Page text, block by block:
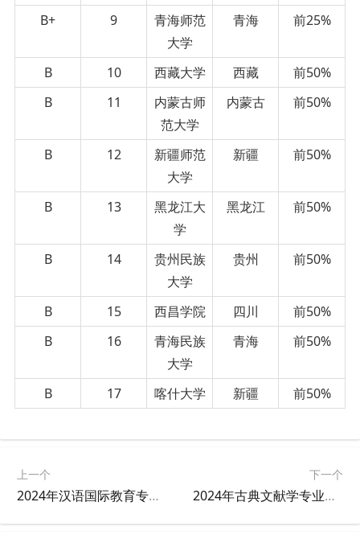
B+ 9
青海师范
大学
青海 前25%
B 10 西藏大学 西藏
前50%
B
11
内蒙古师
范大学
内蒙古 前50%
B 12
新疆师范
大学
新疆 前50%
B 13
黑龙江大
学
黑龙江 前50%
B 14
贵州民族
大学
贵州 前50%
B 15 西昌学院 四川
前50%
B
16
青海民族
大学
青海 前50%
B 17 喀什大学 新疆 前50%
上一个
2024年汉语国际教育专业大学排名及评级结果
下一个
2024年古典文献学专业大学排名及评级结果